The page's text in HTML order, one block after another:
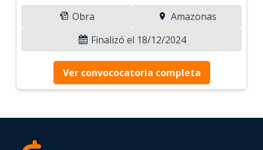
Obra
Amazonas
Finalizó el 18/12/2024
Ver convococatoria completa